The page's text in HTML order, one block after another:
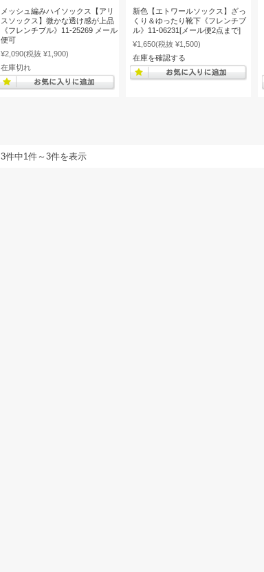
メッシュ編みハイソックス【アリ
スソックス】微かな透け感が上品
《フレンチブル》11-25269 メール
便可
¥2,090(税抜 ¥1,900)
在庫切れ
新色【エトワールソックス】ざっ
くり＆ゆったり靴下《フレンチブ
ル》11-06231[メール便2点まで]
¥1,650(税抜 ¥1,500)
在庫を確認する
3件中1件～3件を表示